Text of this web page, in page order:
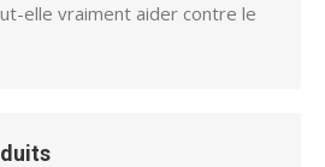
elle vraiment aider contre le